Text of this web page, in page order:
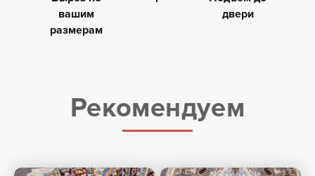
вашим
размерам
двери
Рекомендуем